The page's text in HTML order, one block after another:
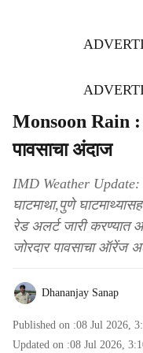
Monsoon Rain :
पावसाचा अंदाज
IMD Weather
घाटमाथा,पुणे
रेड अलर्ट जारी
जोरदार पावसाचा ऑरेंज
Dhananjay Sanap
Published on :08 Jul 2026,
Updated on :08 Jul 2026,